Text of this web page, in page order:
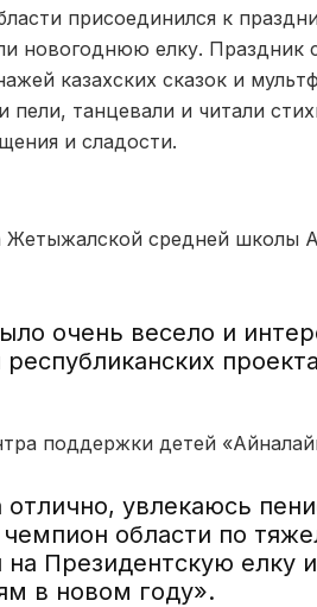
присоединился к
новогоднюю елку.
казахских сказок и
пели, танцевали и читали
и сладости.
Жетыжалской средней школы
очень весело и
республиканских
поддержки детей
отлично, увлекаюсь
области по
на Президентскую елку
в новом году».